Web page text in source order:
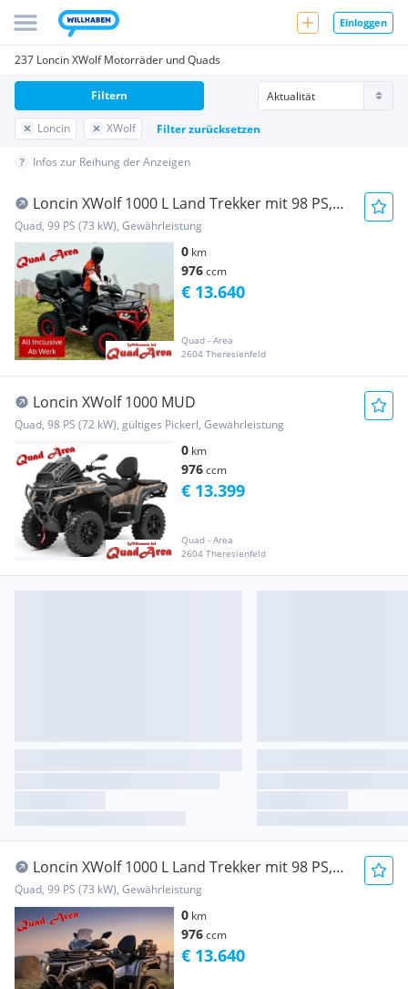
Einloggen
237 Loncin XWolf Motorräder und Quads
Loncin XWolf Filter zurücksetzen
Filtern
Infos zur Reihung der Anzeigen
Loncin XWolf 1000 L Land Trekker mit 98 PS,
Vollausstattung
Quad, 99 PS (73 kW), Gewährleistung
0 km
976ccm
Quad - Area
2604 Theresienfeld
€ 13.640
Loncin XWolf 1000 MUD
Quad, 98 PS (72 kW), gültiges Pickerl, Gewährleistung
0 km
976ccm
Quad - Area
2604 Theresienfeld
€ 13.399
Loncin XWolf 1000 L Land Trekker mit 98 PS,
Vollausstattung
Quad, 99 PS (73 kW), Gewährleistung
0 km
976ccm
€ 13.640